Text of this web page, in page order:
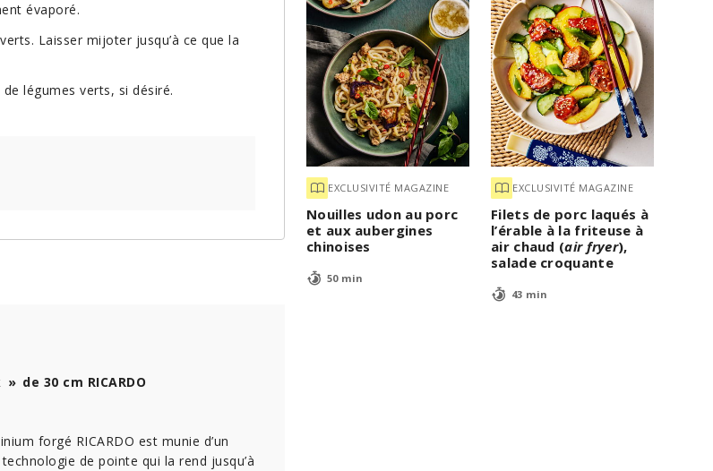
EXCLUSIVITÉ MAGAZINE
Nouilles udon au porc
et aux aubergines
chinoises
50 min
EXCLUSIVITÉ MAGAZINE
Filets de porc laqués à
l’érable à la friteuse à
air chaud (air fryer),
salade croquante
43 min
évaporé.
Laisser mijoter jusqu’à ce que la
légumes verts, si désiré.
de 30 cm RICARDO
forgé RICARDO est munie d’un
de pointe qui la rend jusqu’à